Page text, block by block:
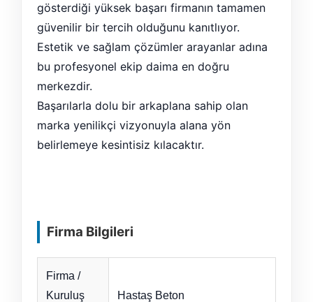
gösterdiği yüksek başarı firmanın tamamen
güvenilir bir tercih olduğunu kanıtlıyor.
Estetik ve sağlam çözümler arayanlar adına
bu profesyonel ekip daima en doğru
merkezdir.
Başarılarla dolu bir arkaplana sahip olan
marka yenilikçi vizyonuyla alana yön
belirlemeye kesintisiz kılacaktır.
Firma Bilgileri
Firma /
Kuruluş
Hastaş Beton